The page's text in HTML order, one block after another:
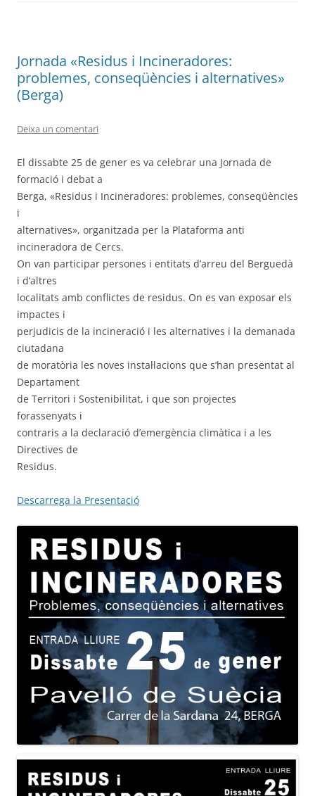
Jornada «Residus i Incineradores:
problemes, conseqüències i alternatives»
(Berga)
Deixa un comentari
El dissabte 25 de gener es va celebrar una Jornada de
formació i debat a
Berga, «Residus i Incineradores: problemes, conseqüències
i
alternatives», organitzada per la Plataforma anti
incineradora de Cercs.
On van participar persones i entitats d’arreu del Berguedà
i d’altres
localitats amb conflictes de residus. On es van exposar els
impactes i
perjudicis de la incineració i les alternatives i la demanada
ciutadana
de moratòria les noves instal·lacions que s’han presentat al
Departament
de Territori i Sostenibilitat, i que son projectes
forassenyats i
contraris a la declaració d’emergència climàtica i a les
Directives de
Residus.
Descarrega la Presentació